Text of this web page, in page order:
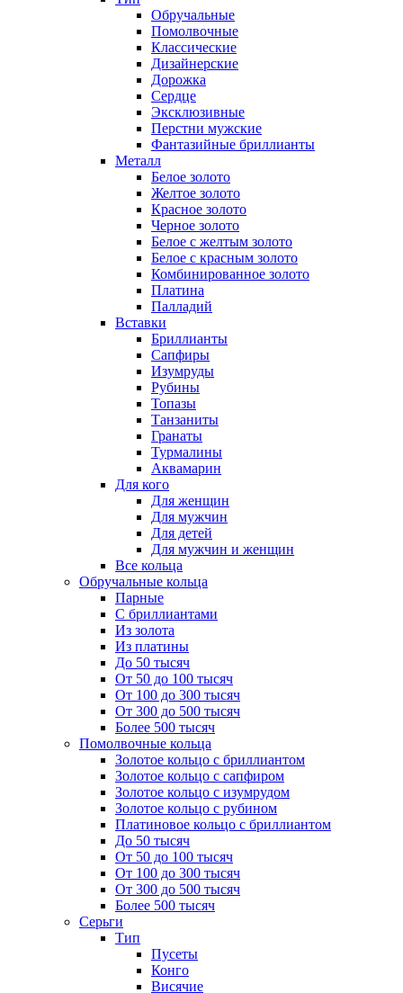
Обручальные
Помолвочные
Классические
Дизайнерские
Дорожка
Сердце
Эксклюзивные
Перстни мужские
Фантазийные бриллианты
Металл
Белое золото
Желтое золото
Красное золото
Черное золото
Белое с желтым золото
Белое с красным золото
Комбинированное золото
Платина
Палладий
Вставки
Бриллианты
Сапфиры
Изумруды
Рубины
Топазы
Танзаниты
Гранаты
Турмалины
Аквамарин
Для кого
Для женщин
Для мужчин
Для детей
Для мужчин и женщин
Все кольца
Обручальные кольца
Парные
С бриллиантами
Из золота
Из платины
До 50 тысяч
От 50 до 100 тысяч
От 100 до 300 тысяч
От 300 до 500 тысяч
Более 500 тысяч
Помолвочные кольца
Золотое кольцо с бриллиантом
Золотое кольцо с сапфиром
Золотое кольцо с изумрудом
Золотое кольцо с рубином
Платиновое кольцо с бриллиантом
До 50 тысяч
От 50 до 100 тысяч
От 100 до 300 тысяч
От 300 до 500 тысяч
Более 500 тысяч
Серьги
Тип
Пусеты
Конго
Висячие